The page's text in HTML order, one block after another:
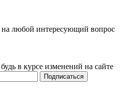
любой интересующий вопрос
в курсе изменений на сайте
Подписаться